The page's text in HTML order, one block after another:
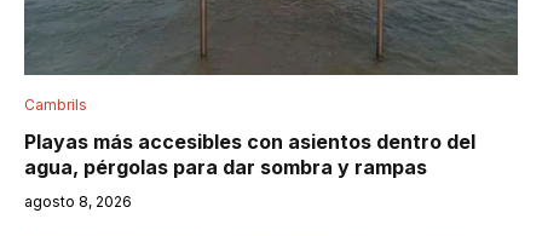
Cambrils
Playas más accesibles con asientos dentro del
agua, pérgolas para dar sombra y rampas
agosto 8, 2026